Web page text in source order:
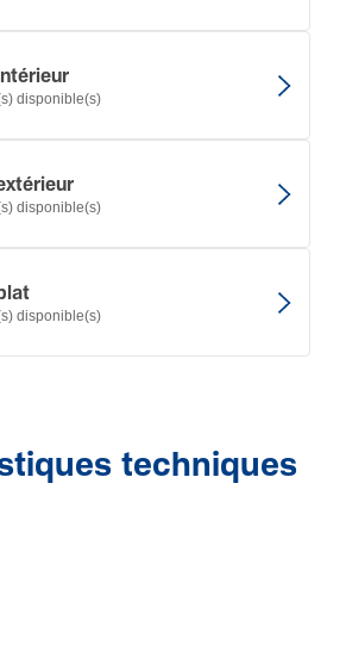
disponible(s)
disponible(s)
disponible(s)
techniques